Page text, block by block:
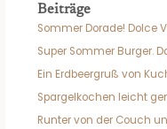
Beiträge
Sommer Dorade! Dolce
Super Sommer Burger.
Ein Erdbeergruß von
Spargelkochen leicht
Runter von der Couch